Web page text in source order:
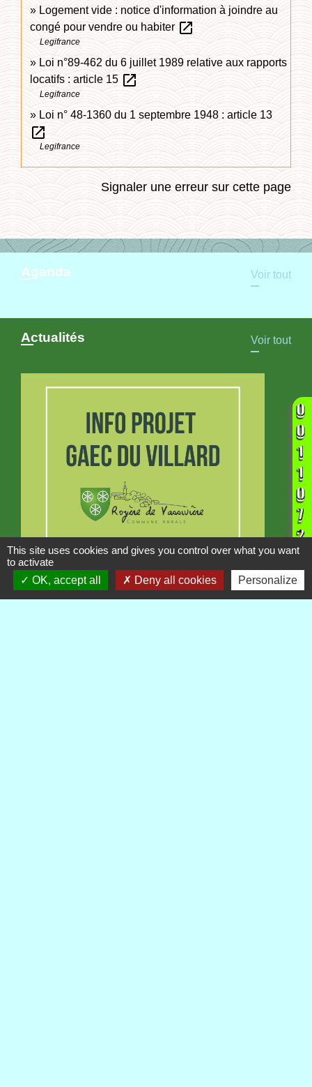
Logement vide : notice d'information à joindre au
congé pour vendre ou habiter open_in_new
Legifrance
Loi n°89-462 du 6 juillet 1989 relative aux rapports
locatifs : article 15 open_in_new
Legifrance
Loi n° 48-1360 du 1 septembre 1948 : article 13
open_in_new
Legifrance
Signaler une erreur sur cette page
Agenda Voir tout
Actualités Voir tout
INFORMATION
Projet GAEC du Villard
This site uses cookies and gives you control over what you want
to activate
OK, accept all
Deny all cookies Personalize